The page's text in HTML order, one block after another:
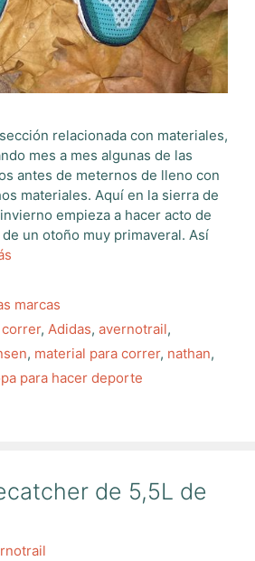
relacionada con materiales,
mes a mes algunas de las
antes de meternos de lleno con
materiales. Aquí en la sierra de
empieza a hacer acto de
un otoño muy primaveral. Así
marcas
, Adidas, avernotrail,
, material para correr, nathan,
para hacer deporte
de 5,5L de